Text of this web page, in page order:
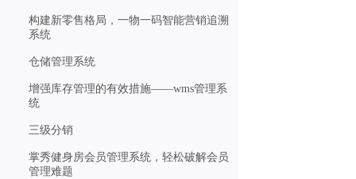
构建新零售格局，一物一码智能营销追溯
系统
仓储管理系统
增强库存管理的有效措施——wms管理系
统
三级分销
掌秀健身房会员管理系统，轻松破解会员
管理难题